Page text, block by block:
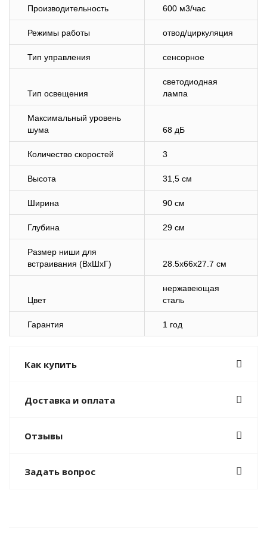
Производительность 600 м3/час
Режимы работы отвод/циркуляция
Тип управления сенсорное
Тип освещения
светодиодная
лампа
Максимальный уровень
шума
68 дБ
Количество скоростей 3
Высота 31,5 см
Ширина 90 см
Глубина 29 см
Размер ниши для
встраивания (ВхШхГ)
28.5x66x27.7 см
Цвет
нержавеющая
сталь
Гарантия 1 год
Как купить
Доставка и оплата
Отзывы
Задать вопрос